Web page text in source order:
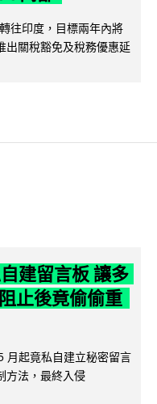
往印度，目標兩年內將
出關稅豁免及稅務優惠延
建留言板 讓多
止後竟偷偷重
月起竟私自建立秘密留言
方法，最終入侵